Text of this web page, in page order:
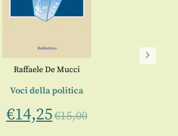
Raffaele De Mucci
Voci della politica
€14,25€15,00